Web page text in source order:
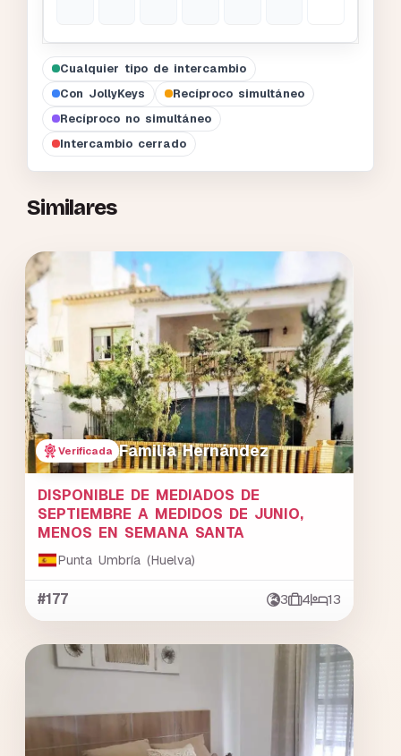
Cualquier tipo de intercambio
Con JollyKeys
Recíproco simultáneo
Recíproco no simultáneo
Intercambio cerrado
Similares
Verificada Familia Hernández
DISPONIBLE DE MEDIADOS DE
SEPTIEMBRE A MEDIDOS DE JUNIO,
MENOS EN SEMANA SANTA
Punta Umbría (Huelva)
#177 3 4 13